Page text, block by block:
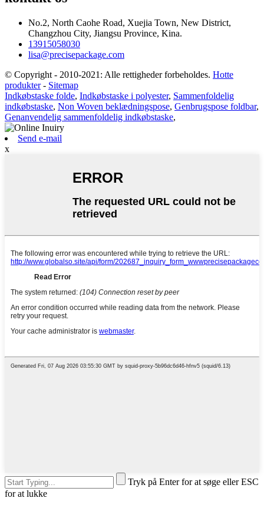
No.2, North Caohe Road, Xuejia Town, New District,
Changzhou City, Jiangsu Province, Kina.
13915058030
lisa@precisepackage.com
© Copyright - 2010-2021: Alle rettigheder forbeholdes. Hotte
produkter- Sitemap
Indkøbstaske folde, Indkøbstaske i polyester, Sammenfoldelig
indkøbstaske, Non Woven beklædningspose, Genbrugspose foldbar,
Genanvendelig sammenfoldelig indkøbstaske,
Send e-mail
x
Tryk på Enter for at søge eller ESC
for at lukke